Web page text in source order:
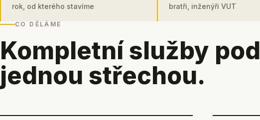
rok, od kterého stavíme bratři, inženýři VUT
CO DĚLÁME
Kompletní služby pod
jednou střechou.